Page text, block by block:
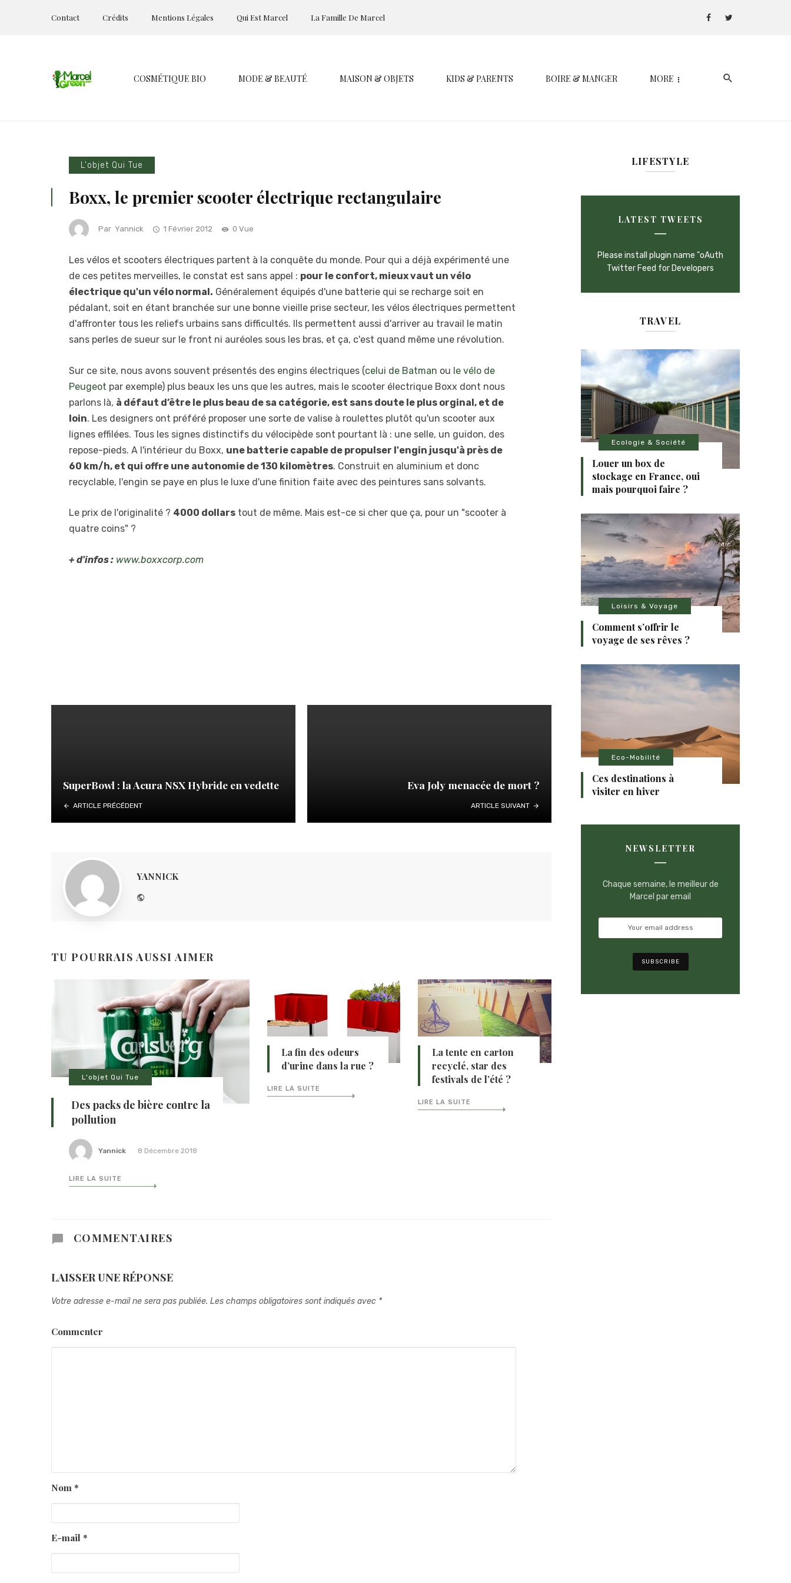
Contact Crédits Mentions Légales Qui Est Marcel La Famille De Marcel
COSMÉTIQUE BIO MODE & BEAUTÉ MAISON & OBJETS KIDS & PARENTS BOIRE & MANGER MORE
L'objet Qui Tue
Boxx, le premier scooter électrique rectangulaire
Par Yannick 1 Février 2012 0 Vue
Les vélos et scooters électriques partent à la conquête du monde. Pour qui a déjà expérimenté une
de ces petites merveilles, le constat est sans appel : pour le confort, mieux vaut un vélo
électrique qu'un vélo normal. Généralement équipés d'une batterie qui se recharge soit en
pédalant, soit en étant branchée sur une bonne vieille prise secteur, les vélos électriques permettent
d'affronter tous les reliefs urbains sans difficultés. Ils permettent aussi d'arriver au travail le matin
sans perles de sueur sur le front ni auréoles sous les bras, et ça, c'est quand même une révolution.
Sur ce site, nous avons souvent présentés des engins électriques (celui de Batman ou le vélo de
Peugeot par exemple) plus beaux les uns que les autres, mais le scooter électrique Boxx dont nous
parlons là, à défaut d’être le plus beau de sa catégorie, est sans doute le plus orginal, et de
loin. Les designers ont préféré proposer une sorte de valise à roulettes plutôt qu'un scooter aux
lignes effilées. Tous les signes distinctifs du vélocipède sont pourtant là : une selle, un guidon, des
repose-pieds. A l'intérieur du Boxx, une batterie capable de propulser l'engin jusqu'à près de
60 km/h, et qui offre une autonomie de 130 kilomètres. Construit en aluminium et donc
recyclable, l'engin se paye en plus le luxe d'une finition faite avec des peintures sans solvants.
Le prix de l'originalité ? 4000 dollars tout de même. Mais est-ce si cher que ça, pour un "scooter à
quatre coins" ?
+ d'infos : www.boxxcorp.com
SuperBowl : la Acura NSX Hybride en vedette
ARTICLE PRÉCÉDENT
Eva Joly menacée de mort ?
ARTICLE SUIVANT
YANNICK
TU POURRAIS AUSSI AIMER
L'objet Qui Tue
Des packs de bière contre la
pollution
Yannick 8 Décembre 2018
LIRE LA SUITE
La fin des odeurs
d’urine dans la rue ?
LIRE LA SUITE
La tente en carton
recyclé, star des
festivals de l’été ?
LIRE LA SUITE
COMMENTAIRES
LAISSER UNE RÉPONSE
Votre adresse e-mail ne sera pas publiée. Les champs obligatoires sont indiqués avec *
Commenter
Nom *
E-mail *
LIFESTYLE
LATEST TWEETS
Please install plugin name "oAuth
Twitter Feed for Developers
TRAVEL
Ecologie & Société
Louer un box de
stockage en France, oui
mais pourquoi faire ?
Loisirs & Voyage
Comment s’offrir le
voyage de ses rêves ?
Eco-Mobilité
Ces destinations à
visiter en hiver
NEWSLETTER
Chaque semaine, le meilleur de
Marcel par email